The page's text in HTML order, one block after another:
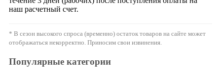
наш расчетный счет.
* В сезон высокого спроса (временно) остаток товаров на сайте может
отображаться некорректно. Приносим свои извинения.
Популярные категории